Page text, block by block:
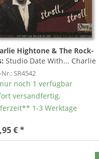
Hightone & The Rock-
Studio Date With... Charlie
& The...
SR4542
nur noch 1 verfügbar
versandfertig,
1-3 Werktage
€ *